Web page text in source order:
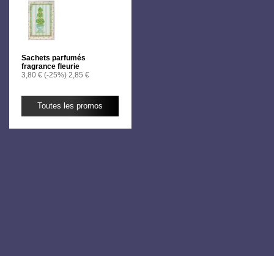
Sachets parfumés
fragrance fleurie
3,80 € (-25%) 2,85 €
Toutes les promos